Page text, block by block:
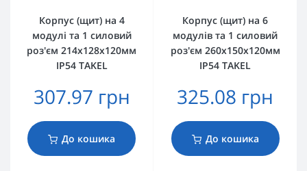
Корпус (щит) на 4
модулі та 1 силовий
роз'єм 214x128x120мм
IP54 TAKEL
307.97 грн
До кошика
Корпус (щит) на 6
модулів та 1 силовий
роз'єм 260x150x120мм
IP54 TAKEL
325.08 грн
До кошика